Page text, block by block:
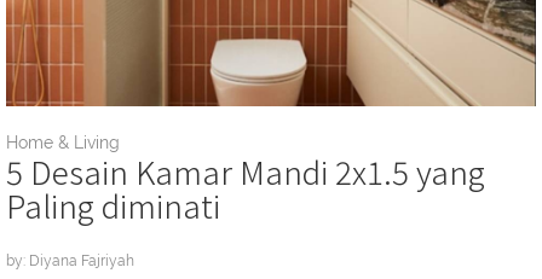
Home & Living
5 Desain Kamar Mandi 2x1.5 yang
Paling diminati
by: Diyana Fajriyah